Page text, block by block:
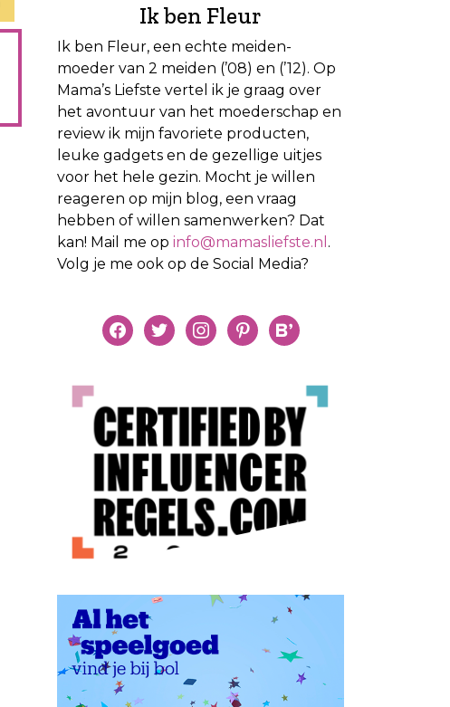
Ik ben Fleur
Ik ben Fleur, een echte meiden-
moeder van 2 meiden (’08) en (’12). Op
Mama’s Liefste vertel ik je graag over
het avontuur van het moederschap en
review ik mijn favoriete producten,
leuke gadgets en de gezellige uitjes
voor het hele gezin. Mocht je willen
reageren op mijn blog, een vraag
hebben of willen samenwerken? Dat
kan! Mail me op info@mamasliefste.nl .
Volg je me ook op de Social Media?
facebooktwitterinstagrampinterestbloglovin